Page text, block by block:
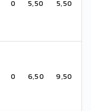
0 5,50 5,50
0 6,50 9,50